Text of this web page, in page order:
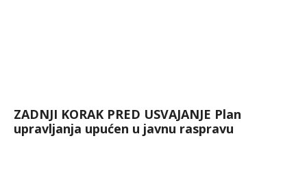
ZADNJI KORAK PRED USVAJANJE Plan
upravljanja upućen u javnu raspravu